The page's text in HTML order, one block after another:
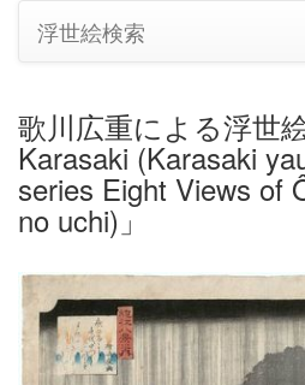
浮世絵検索
歌川広重による浮世
Karasaki (Karasaki
series Eight Views of
no uchi)」